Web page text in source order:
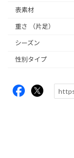
表素材
重さ （片足）
シーズン
性別タイプ